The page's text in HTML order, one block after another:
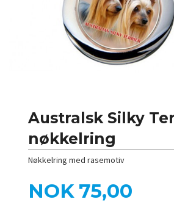
Australsk Silky
nøkkelring
Nøkkelring med rasemotiv
Tilbud
NOK 75,00